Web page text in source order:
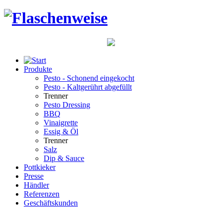
Produkte
Pesto - Schonend eingekocht
Pesto - Kaltgerührt abgefüllt
Trenner
Pesto Dressing
BBQ
Vinaigrette
Essig & Öl
Trenner
Salz
Dip & Sauce
Pottkieker
Presse
Händler
Referenzen
Geschäftskunden